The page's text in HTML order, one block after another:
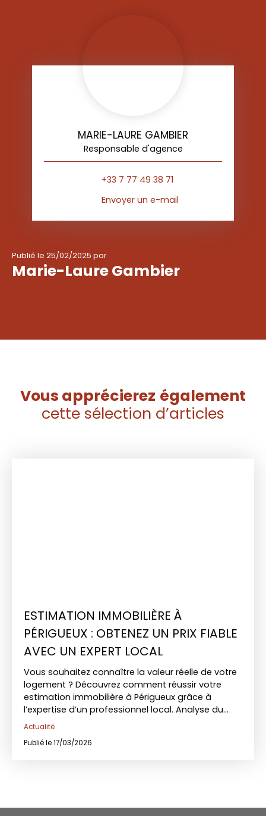
MARIE-LAURE GAMBIER
Responsable d'agence
+33 7 77 49 38 71
Envoyer un e-mail
Publié le 25/02/2025 par
Marie-Laure Gambier
Vous apprécierez également
cette sélection d’articles
ESTIMATION IMMOBILIÈRE À
PÉRIGUEUX : OBTENEZ UN PRIX FIABLE
AVEC UN EXPERT LOCAL
Vous souhaitez connaître la valeur réelle de votre
logement ? Découvrez comment réussir votre
estimation immobilière à Périgueux grâce à
l’expertise d’un professionnel local. Analyse du
marché, critères clés et conseils concrets : nous
meilleures conditions.
Actualité
Publié le 17/03/2026